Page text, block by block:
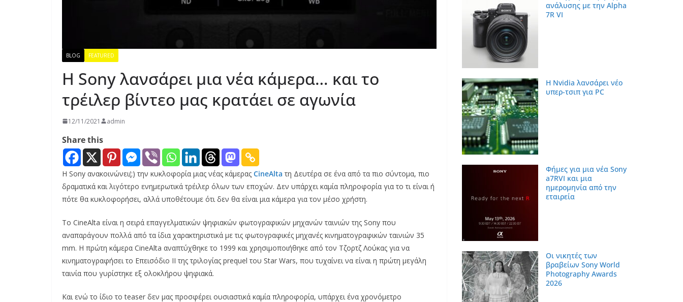
BLOG FEATURED
Η Sony λανσάρει μια νέα κάμερα… και το
τρέιλερ βίντεο μας κρατάει σε αγωνία
12/11/2021 admin
Share this
Η Sony ανακοινώνει(;) την κυκλοφορία μιας νέας κάμερας CineAlta τη Δευτέρα σε ένα από τα πιο σύντομα, πιο
δραματικά και λιγότερο ενημερωτικά τρέιλερ όλων των εποχών. Δεν υπάρχει καμία πληροφορία για το τι είναι ή
πότε θα κυκλοφορήσει, αλλά υποθέτουμε ότι δεν θα είναι μια κάμερα για τον μέσο χρήστη.
Το CineAlta είναι η σειρά επαγγελματικών ψηφιακών φωτογραφικών μηχανών ταινιών της Sony που
αναπαράγουν πολλά από τα ίδια χαρακτηριστικά με τις φωτογραφικές μηχανές κινηματογραφικών ταινιών 35
mm. Η πρώτη κάμερα CineAlta αναπτύχθηκε το 1999 και χρησιμοποιήθηκε από τον Τζορτζ Λούκας για να
κινηματογραφήσει το Επεισόδιο ΙΙ της τριλογίας prequel του Star Wars, που τυχαίνει να είναι η πρώτη μεγάλη
ταινία που γυρίστηκε εξ ολοκλήρου ψηφιακά.
Και ενώ το ίδιο το teaser δεν μας προσφέρει ουσιαστικά καμία πληροφορία, υπάρχει ένα χρονόμετρο
ανάλυσης με την Alpha
7R VI
Η Nvidia λανσάρει νέο
υπερ-τσιπ για PC
Φήμες για μια νέα Sony
a7RVI και μια
ημερομηνία από την
εταιρεία
Οι νικητές των
βραβείων Sony World
Photography Awards
2026